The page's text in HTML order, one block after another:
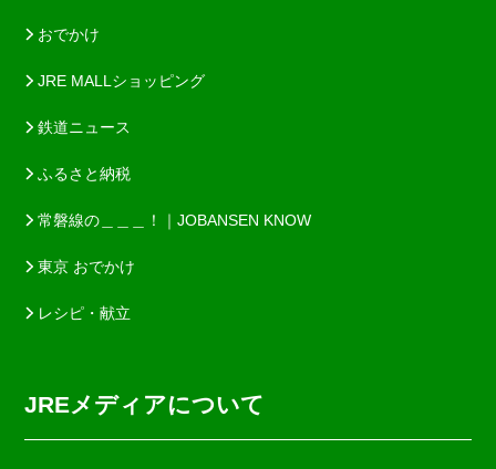
おでかけ
JRE MALLショッピング
鉄道ニュース
ふるさと納税
常磐線の＿＿＿！｜JOBANSEN KNOW
東京 おでかけ
レシピ・献立
JREメディアについて